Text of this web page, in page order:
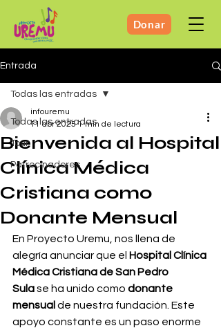
Donar
Entrada
Todas las entradas
Tour
Patrocinadores
Todas las entradas
Bienvenida al Hospital
Clínica Médica
Cristiana como
Donante Mensual
infouremu
11 abr 2025 1 min de lectura
En Proyecto Uremu, nos llena de
alegría anunciar que el Hospital Clínica
Médica Cristiana de San Pedro
Sula se ha unido como donante
mensual de nuestra fundación. Este
apoyo constante es un paso enorme